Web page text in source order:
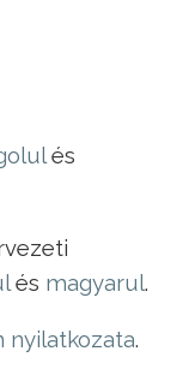
és
és magyarul.
nyilatkozata.